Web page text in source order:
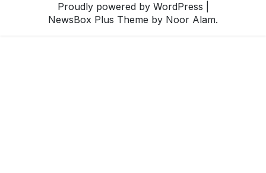
Proudly powered by WordPress
NewsBox Plus Theme by Noor Alam.